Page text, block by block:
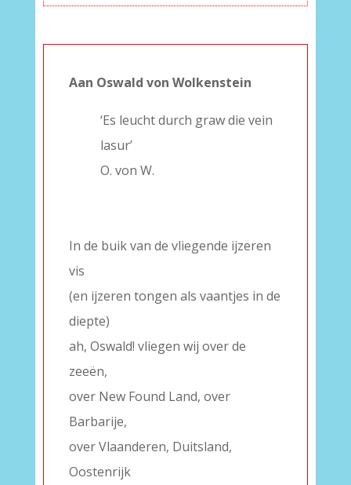
Aan Oswald von Wolkenstein
‘Es leucht durch graw die vein
lasur’
O. von W.
In de buik van de vliegende ijzeren
vis
(en ijzeren tongen als vaantjes in de
diepte)
ah, Oswald! vliegen wij over de
zeeën,
over New Found Land, over
Barbarije,
over Vlaanderen, Duitsland,
Oostenrijk